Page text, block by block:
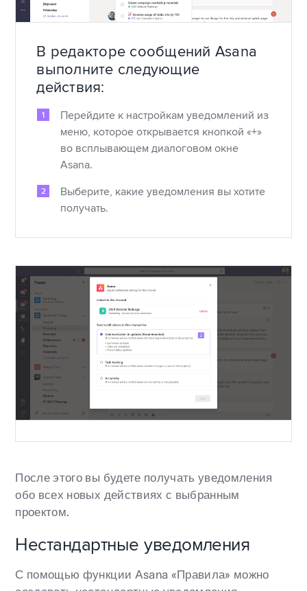
В редакторе сообщений Asana
выполните следующие
действия:
Перейдите к настройкам уведомлений из
меню, которое открывается кнопкой «+»
во всплывающем диалоговом окне
Asana.
Выберите, какие уведомления вы хотите
получать.
После этого вы будете получать уведомления
обо всех новых действиях с выбранным
проектом.
Нестандартные уведомления
С помощью функции Asana «Правила» можно